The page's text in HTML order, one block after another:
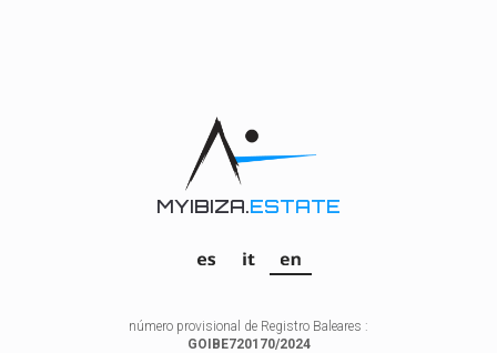
MYIBIZA.ESTATE
número provisional de Registro Baleares :
GOIBE720170/2024